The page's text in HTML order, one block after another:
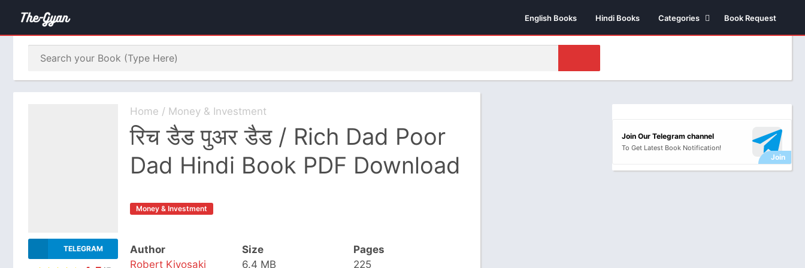
English Books Hindi Books Categories
Biography /
Health
Novels
Novels
Book Request
Home / Money & Investment
रिच डैड पुअर डैड / Rich Dad Poor
Dad Hindi Book PDF Download
Money & Investment
TELEGRAM
Author
Robert Kiyosaki
Size
6.4 MB
Pages
225
Join Our Telegram channel
To Get Latest Book Notification!